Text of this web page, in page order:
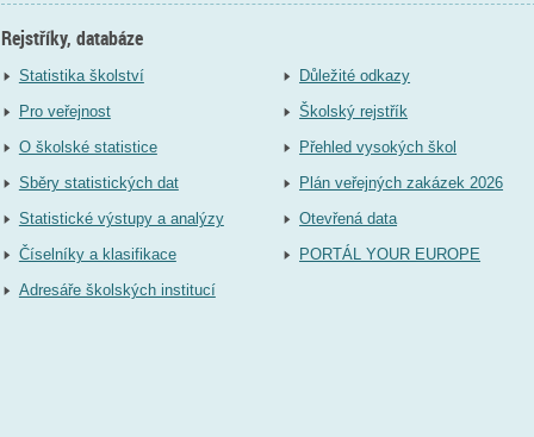
Rejstříky, databáze
Statistika školství
Pro veřejnost
O školské statistice
Sběry statistických dat
Statistické výstupy a analýzy
Číselníky a klasifikace
Adresáře školských institucí
Důležité odkazy
Školský rejstřík
Přehled vysokých škol
Plán veřejných zakázek 2026
Otevřená data
PORTÁL YOUR EUROPE